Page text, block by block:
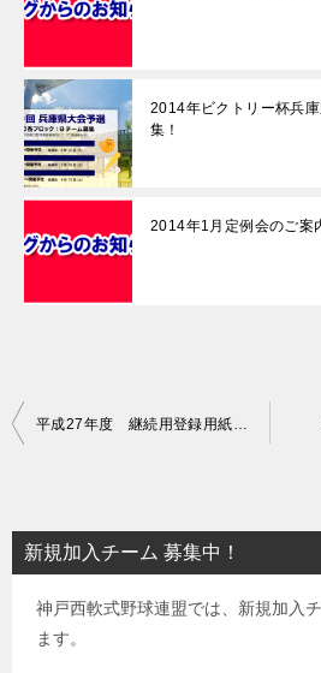
2014年ビクトリー杯兵
集！
2014年1月定例会のご案
投
ビ
ゲ
平成27年度 継続用登録用紙、各種免除申請書提出のお願い
新規加入チーム 募集中！
神戸西軟式野球連盟では、新規加入
ます。